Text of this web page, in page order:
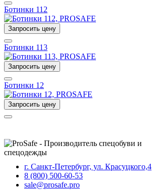
Ботинки 112
Запросить цену
Ботинки 113
Запросить цену
Ботинки 12
Запросить цену
г. Санкт-Петербург, ул. Красуцкого,4
8 (800) 500-60-53
sale@prosafe.pro